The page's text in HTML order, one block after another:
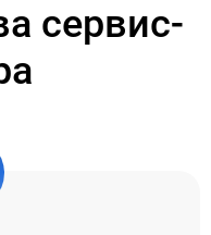
сервис-